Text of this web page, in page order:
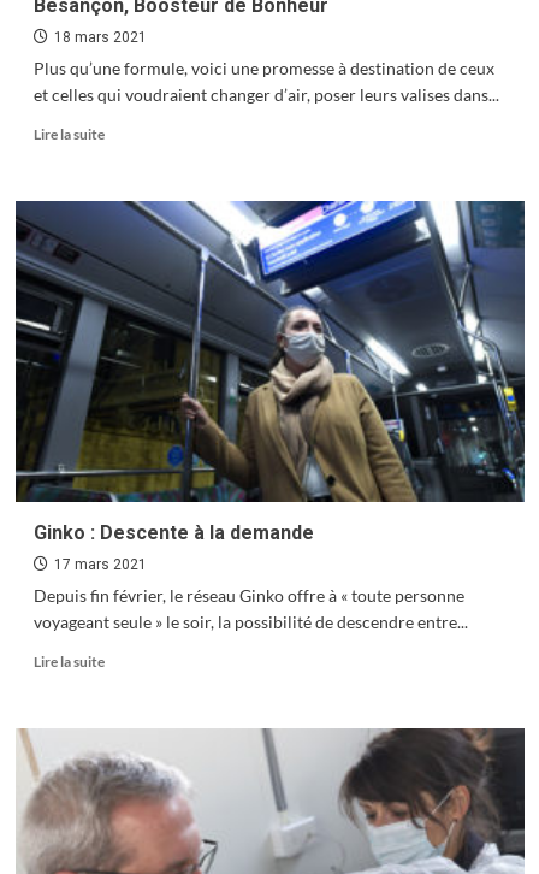
Besançon, Boosteur de Bonheur
18 mars 2021
Plus qu’une formule, voici une promesse à destination de ceux
et celles qui voudraient changer d’air, poser leurs valises dans...
Lire la suiteEn
sur
Besançon,
de
Bonheur
Ginko : Descente à la demande
17 mars 2021
Depuis fin février, le réseau Ginko offre à « toute personne
voyageant seule » le soir, la possibilité de descendre entre...
Lire la suiteEn
sur
Ginko
:
Descente
à
la
demande